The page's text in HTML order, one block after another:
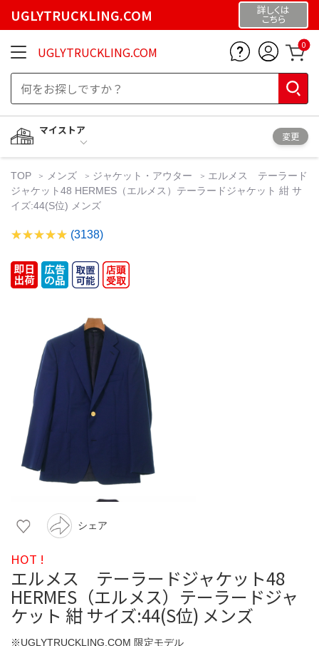
UGLYTRUCKLING.COM 詳しくは
こちら
UGLYTRUCKLING.COM 0
マイストア
変更
TOP メンズ ジャケット・アウター
エルメス テーラード
ジャケット48 HERMES（エルメス）テーラードジャケット 紺 サ
イズ:44(S位) メンズ
(3138)
シェア
HOT !
エルメス テーラードジャケット48
HERMES（エルメス）テーラードジャ
ケット 紺 サイズ:44(S位) メンズ
※UGLYTRUCKLING.COM 限定モデル